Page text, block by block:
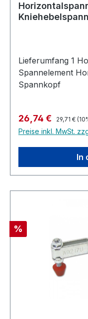
Lieferumfang 1 Horizontalspanner Beschreibung
Spannelement
Spannkopf
Verkaufspreis:
26,74 € Regulärer
29,71 €
Preise inkl. MwSt.
In
Rabatt
%